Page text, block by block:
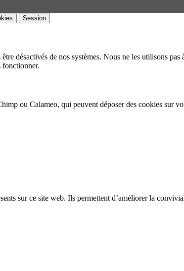
Session
désactivés de nos systèmes. Nous ne les utilisons pas
fonctionner.
ou Calameo, qui peuvent déposer des cookies sur
sur ce site web. Ils permettent d’améliorer la